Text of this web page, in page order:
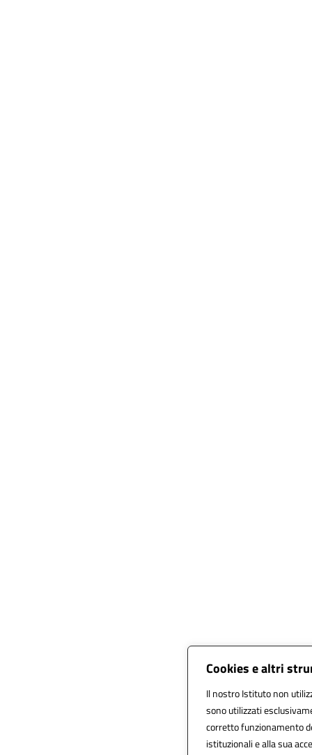
Cookies e altri
Il nostro Istituto non
sono utilizzati
corretto funzionamento
istituzionali e alla sua